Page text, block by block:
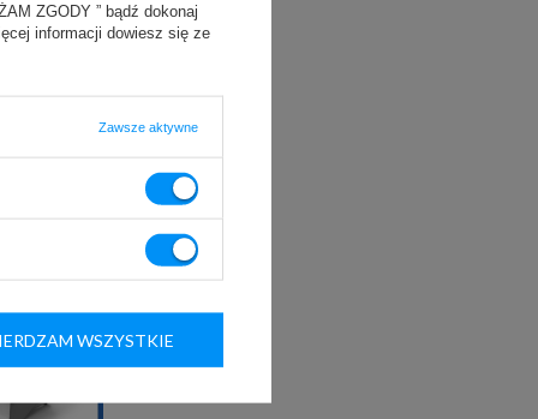
ZGODY ” bądź dokonaj
informacji dowiesz się ze
Zawsze aktywne
WSZYSTKIE